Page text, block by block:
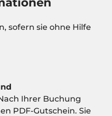
sofern sie ohne Hilfe
Ihrer Buchung
PDF-Gutschein. Sie